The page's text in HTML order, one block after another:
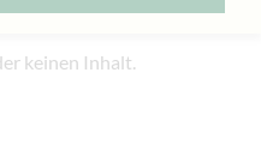
keinen Inhalt.